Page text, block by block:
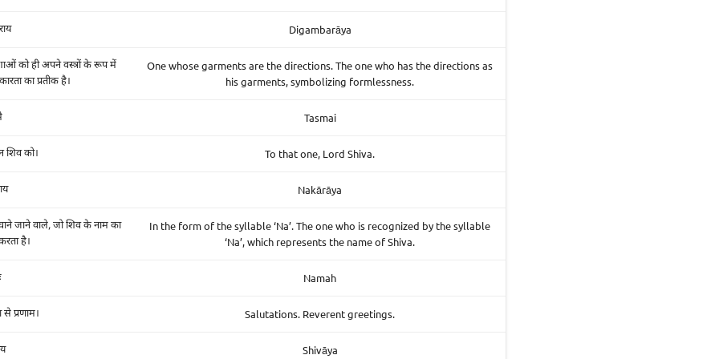
Digambarāya
को ही अपने वस्त्रों के रूप में
का प्रतीक है।
One whose garments are the directions. The one who has the directions as
his garments, symbolizing formlessness.
Tasmai
शिव को। To that one, Lord Shiva.
Nakārāya
जाने वाले, जो शिव के नाम का
है।
In the form of the syllable ‘Na’. The one who is recognized by the syllable
‘Na’, which represents the name of Shiva.
Namah
से प्रणाम। Salutations. Reverent greetings.
Shivāya